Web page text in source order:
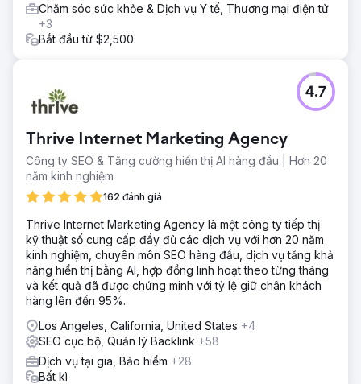
Chăm sóc sức khỏe & Dịch vụ Y tế, Thương mại điện tử
+3
Bắt đầu từ $2,500
Thrive Internet Marketing Agency
Công ty SEO & Tăng cường hiển thị AI hàng đầu | Hơn 20
năm kinh nghiệm
162 đánh giá
4.7
Thrive Internet Marketing Agency là một công ty tiếp thị
kỹ thuật số cung cấp đầy đủ các dịch vụ với hơn 20 năm
kinh nghiệm, chuyên môn SEO hàng đầu, dịch vụ tăng khả
năng hiển thị bằng AI, hợp đồng linh hoạt theo từng tháng
và kết quả đã được chứng minh với tỷ lệ giữ chân khách
hàng lên đến 95%.
Los Angeles, California, United States +4
SEO cục bộ, Quản lý Backlink +58
Dịch vụ tại gia, Bảo hiểm +28
Bất kì